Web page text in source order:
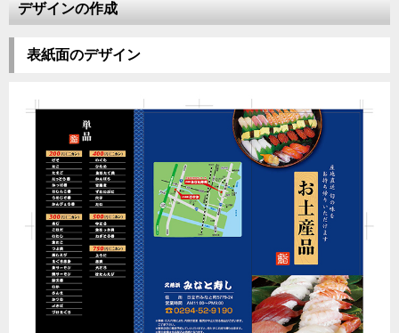
デザインの作成
表紙面のデザイン